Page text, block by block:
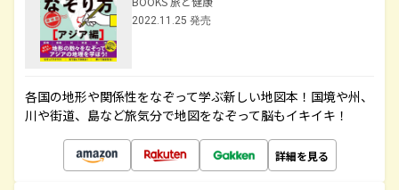
2022.11.25 発売
各国の地形や関係性をなぞって学ぶ新しい地図本！国境や州、
川や街道、島など旅気分で地図をなぞって脳もイキイキ！
詳細を見る